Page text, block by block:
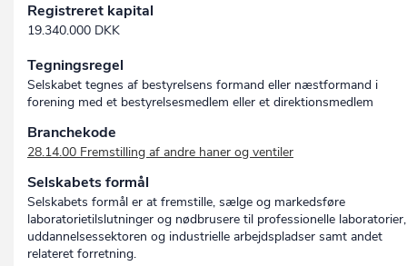
Registreret kapital
19.340.000 DKK
Tegningsregel
Selskabet tegnes af bestyrelsens formand eller næstformand i
forening med et bestyrelsesmedlem eller et direktionsmedlem
Branchekode
28.14.00 Fremstilling af andre haner og ventiler
Selskabets formål
Selskabets formål er at fremstille, sælge og markedsføre
laboratorietilslutninger og nødbrusere til professionelle laboratorier,
uddannelsessektoren og industrielle arbejdspladser samt andet
relateret forretning.